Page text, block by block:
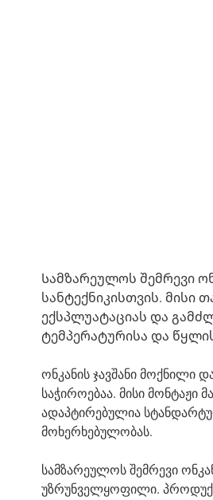
Სამზარეულოს შემრევი
სანტექნიკისთვის.
ექსპლუატაციას და
ტემპერატურისა და
ონკანის ჯავშანი მოქნილი
საჭიროებაა. მისი
ადაპტირებულია
მოხერხებულობას.
სამზარეულოს შემრევი
უზრუნველყოფილი.